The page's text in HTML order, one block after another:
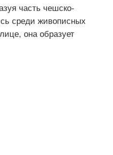
часть чешско-
среди живописных
она образует